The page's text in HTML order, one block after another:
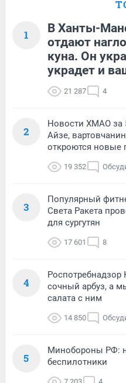
1
В Ханты-
отдают
куна. Он
украдет и
21 287 4
2
Новости ХМАО за
Айзе,
откроются новые
19 352
3
Популярный
Света Ракета
для сургутян
17 601 8
4
Роспотребнадзор
сочный арбуз, а
салата с ним
14 850
5
Минобороны РФ:
беспилотники